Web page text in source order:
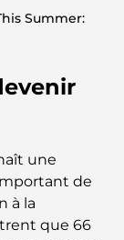
Summer:
of Global
une
de
à la
que 66